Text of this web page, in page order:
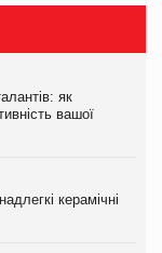
як
вашої
керамічні